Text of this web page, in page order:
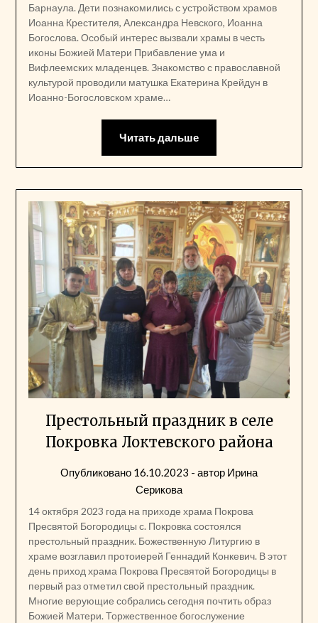
Барнаула. Дети познакомились с устройством храмов
Иоанна Крестителя, Александра Невского, Иоанна
Богослова. Особый интерес вызвали храмы в честь
иконы Божией Матери Прибавление ума и
Вифлеемских младенцев. Знакомство с православной
культурой проводили матушка Екатерина Крейдун в
Иоанно-Богословском храме…
Читать дальше
Престольный праздник в селе
Покровка Локтевского района
Опубликовано 16.10.2023 - автор Ирина
Серикова
14 октября 2023 года на приходе храма Покрова
Пресвятой Богородицы с. Покровка состоялся
престольный праздник. Божественную Литургию в
храме возглавил протоиерей Геннадий Конкевич. В этот
день приход храма Покрова Пресвятой Богородицы в
первый раз отметил свой престольный праздник.
Многие верующие собрались сегодня почтить образ
Божией Матери. Торжественное богослужение